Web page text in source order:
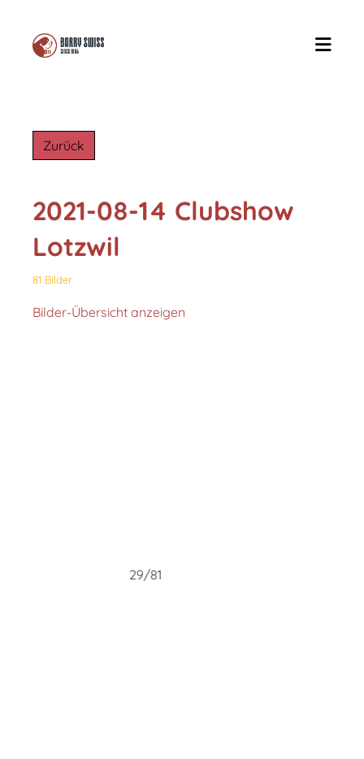
Zurück
2021-08-14 Clubshow
Lotzwil
81 Bilder
Bilder-Übersicht anzeigen